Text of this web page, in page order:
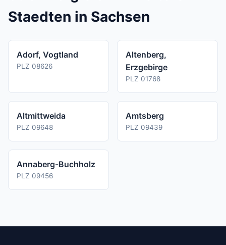
Staedten in Sachsen
Adorf, Vogtland
PLZ 08626
Altenberg,
Erzgebirge
PLZ 01768
Altmittweida
PLZ 09648
Amtsberg
PLZ 09439
Annaberg-Buchholz
PLZ 09456